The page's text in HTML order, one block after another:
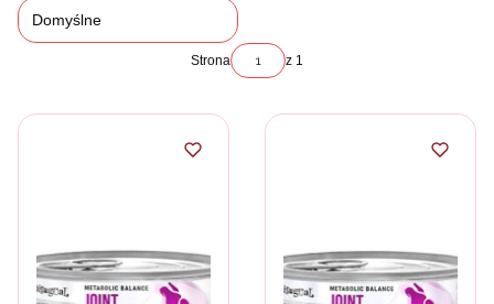
Domyślne
Strona z 1